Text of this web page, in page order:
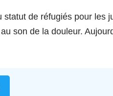
statut de réfugiés pour les
son de la douleur.